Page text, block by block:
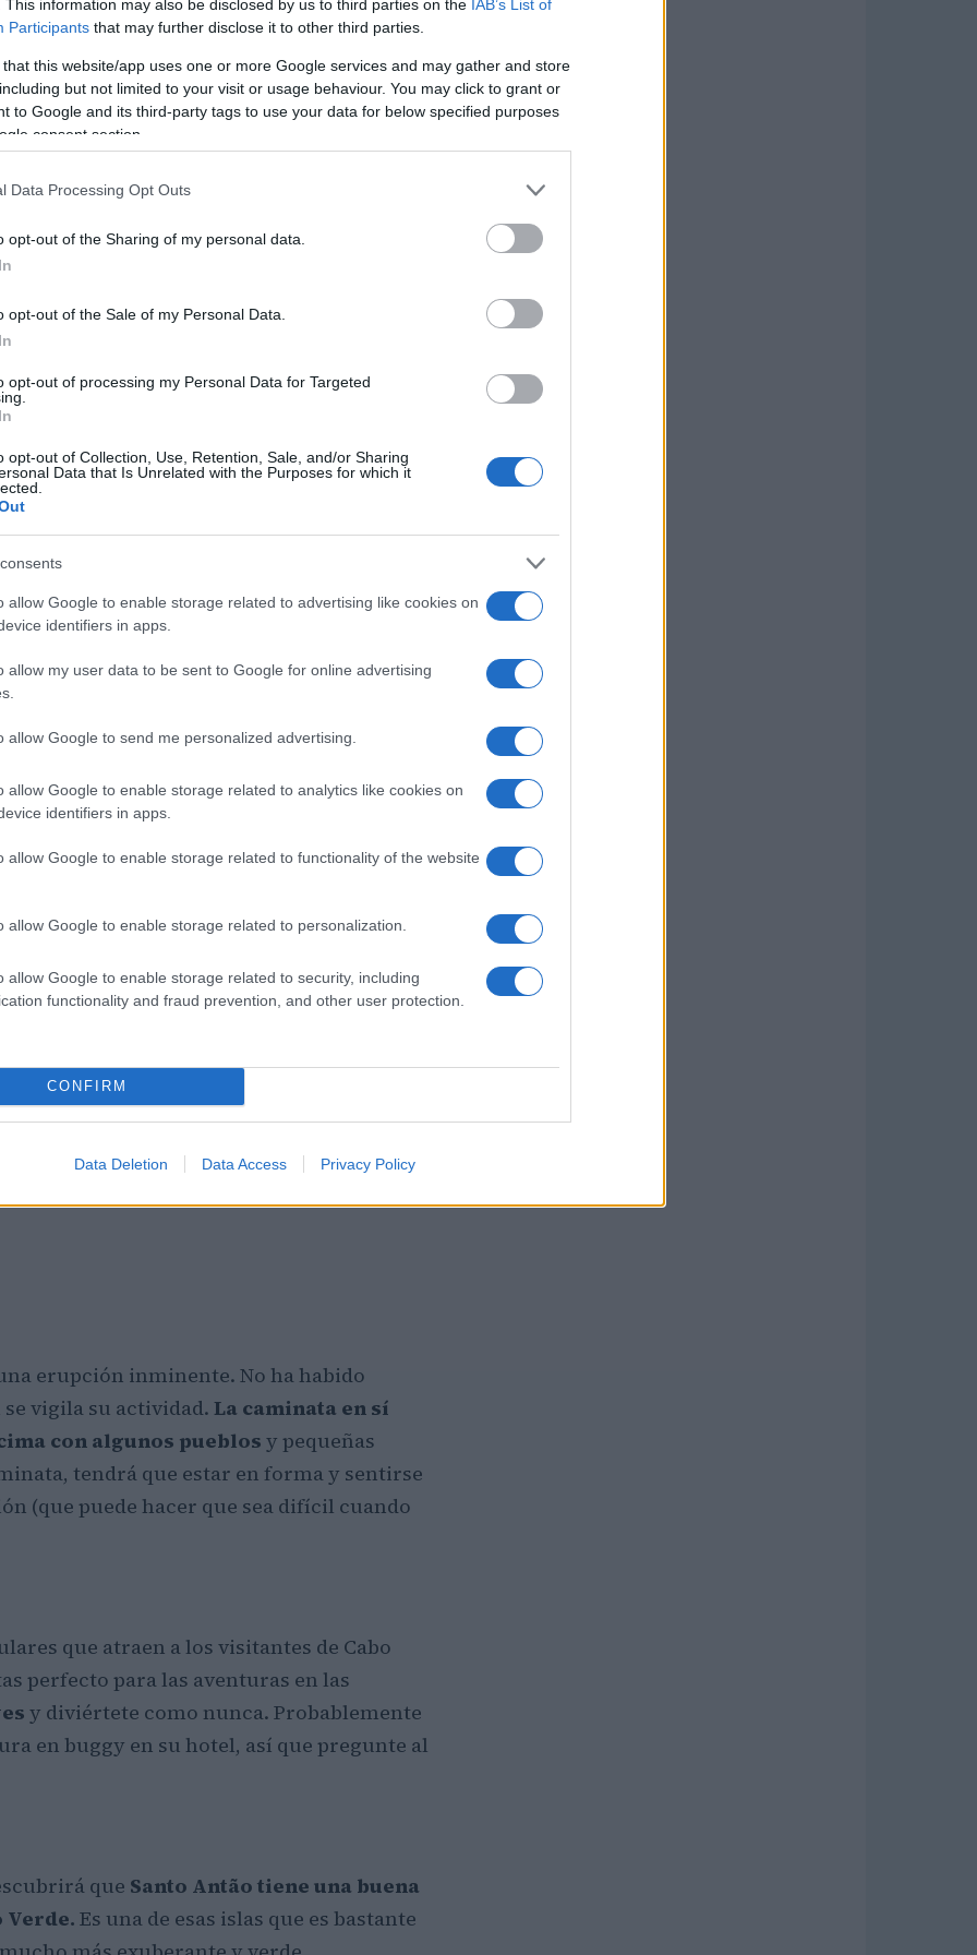
This information may also be disclosed by us to third parties on the IAB’s List of
Participants that may further disclose it to other third parties.
that this website/app uses one or more Google services and may gather and store
but not limited to your visit or usage behaviour. You may click to grant or
to Google and its third-party tags to use your data for below specified purposes
consent section.
Data Processing Opt Outs
opt-out of the Sharing of my personal data.
opt-out of the Sale of my Personal Data.
opt-out of processing my Personal Data for Targeted
opt-out of Collection, Use, Retention, Sale, and/or Sharing
Data that Is Unrelated with the Purposes for which it
allow Google to enable storage related to advertising like cookies on
identifiers in apps.
allow my user data to be sent to Google for online advertising
allow Google to send me personalized advertising.
allow Google to enable storage related to analytics like cookies on
identifiers in apps.
allow Google to enable storage related to functionality of the website
allow Google to enable storage related to personalization.
allow Google to enable storage related to security, including
functionality and fraud prevention, and other user protection.
CONFIRM
Data Deletion Data Access Privacy Policy
Santa María
popular de Sal
salinas más allá de la línea de
excursiones a caballo.
paseos a caballo por las playas, los
asegúrese de mantener los ojos abiertos
mejores cosas que hacer en Cabo Verde
Fogo (el punto más alto de todo Cabo
erupción inminente. No ha habido
vigila su actividad. La caminata en sí
con algunos pueblos y pequeñas
tendrá que estar en forma y sentirse
(que puede hacer que sea difícil cuando
que atraen a los visitantes de Cabo
perfecto para las aventuras en las
y diviértete como nunca. Probablemente
en buggy en su hotel, así que pregunte al
que Santo Antão tiene una buena
Verde. Es una de esas islas que es bastante